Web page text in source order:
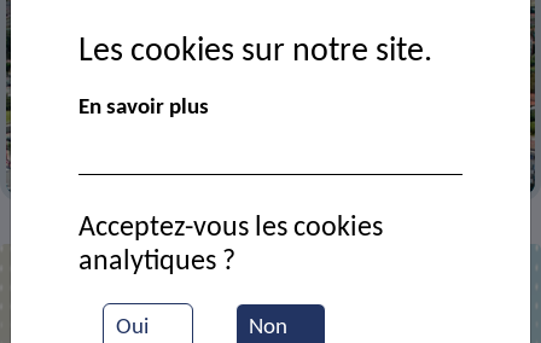
> Contact >CHARROIN Laurence
Mme Laurence CHARROIN
Les cookies sur notre site.
En savoir plus
Oui Non
Acceptez-vous les cookies
analytiques ?